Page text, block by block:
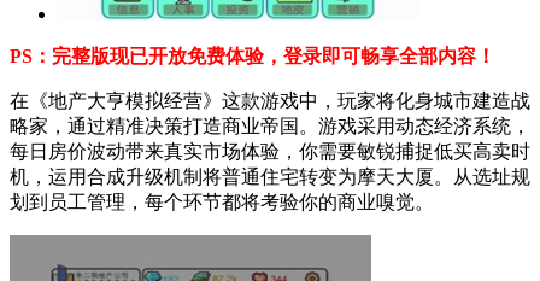
PS：完整版现已开放免费体验，登录即可畅享全部内容！
在《地产大亨模拟经营》这款游戏中，玩家将化身城市建造战
略家，通过精准决策打造商业帝国。游戏采用动态经济系统，
每日房价波动带来真实市场体验，你需要敏锐捕捉低买高卖时
机，运用合成升级机制将普通住宅转变为摩天大厦。从选址规
划到员工管理，每个环节都将考验你的商业嗅觉。